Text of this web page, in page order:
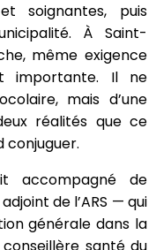
soignantes, puis
À Saint-
même exigence
importante. Il ne
mais d’une
réalités que ce
accompagné de
de l’ARS — qui
générale dans la